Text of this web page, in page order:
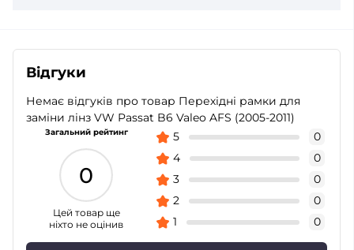
Відгуки
Немає відгуків про товар Перехідні рамки для
заміни лінз VW Passat B6 Valeo AFS (2005-2011)
Загальний рейтинг
0
Цей товар ще
ніхто не оцінив
5
0
4
0
3
0
2
0
1
0